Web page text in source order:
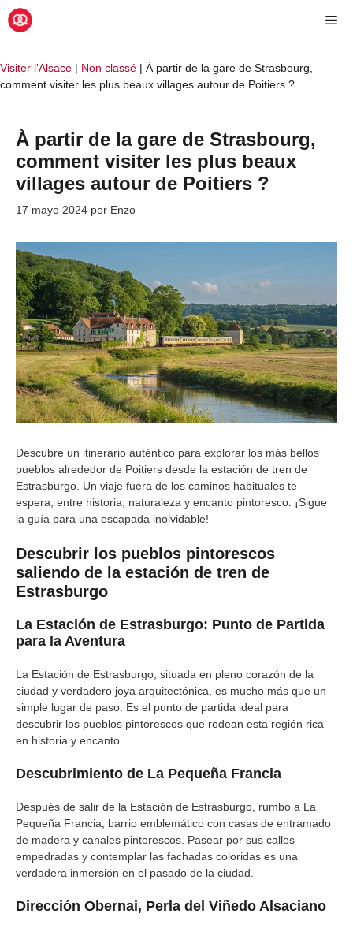
Saltar
Visiter l'Alsace | Non classé | À partir de la gare de Strasbourg,
comment visiter les plus beaux villages autour de Poitiers ?
À partir de la gare de Strasbourg,
comment visiter les plus beaux
villages autour de Poitiers ?
17 mayo 2024 por Enzo
Descubre un itinerario auténtico para explorar los más bellos
pueblos alrededor de Poitiers desde la estación de tren de
Estrasburgo. Un viaje fuera de los caminos habituales te
espera, entre historia, naturaleza y encanto pintoresco. ¡Sigue
la guía para una escapada inolvidable!
Descubrir los pueblos pintorescos
saliendo de la estación de tren de
Estrasburgo
La Estación de Estrasburgo: Punto de Partida
para la Aventura
La Estación de Estrasburgo, situada en pleno corazón de la
ciudad y verdadero joya arquitectónica, es mucho más que un
simple lugar de paso. Es el punto de partida ideal para
descubrir los pueblos pintorescos que rodean esta región rica
en historia y encanto.
Descubrimiento de La Pequeña Francia
Después de salir de la Estación de Estrasburgo, rumbo a La
Pequeña Francia, barrio emblemático con casas de entramado
de madera y canales pintorescos. Pasear por sus calles
empedradas y contemplar las fachadas coloridas es una
verdadera inmersión en el pasado de la ciudad.
Dirección Obernai, Perla del Viñedo Alsaciano